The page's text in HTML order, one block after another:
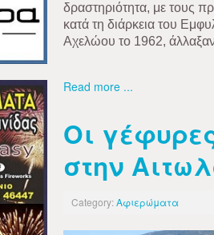
δραστηριότητα, με τους
κατά τη διάρκεια του
Αχελώου το 1962,
Read more ...
Οι
στην
Category:Αφιερώματα